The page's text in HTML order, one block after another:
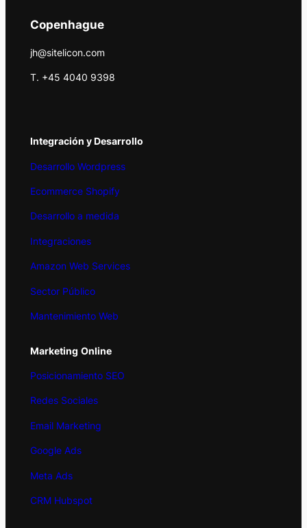
Copenhague
jh@sitelicon.com
T. +45 4040 9398
Integración y Desarrollo
Desarrollo Wordpress
Ecommerce Shopify
Desarrollo a medida
Integraciones
Amazon Web Services
Sector Público
Mantenimiento Web
Marketing Online
Posicionamiento SEO
Redes Sociales
Email Marketing
Google Ads
Meta Ads
CRM Hubspot